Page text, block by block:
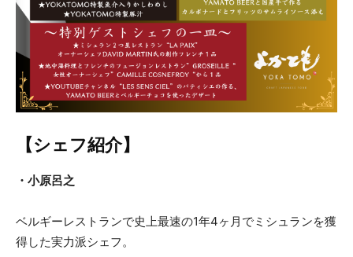
【シェフ紹介】
・小原呂之
ベルギーレストランで史上最速の1年4ヶ月でミシュランを獲
得した実力派シェフ。